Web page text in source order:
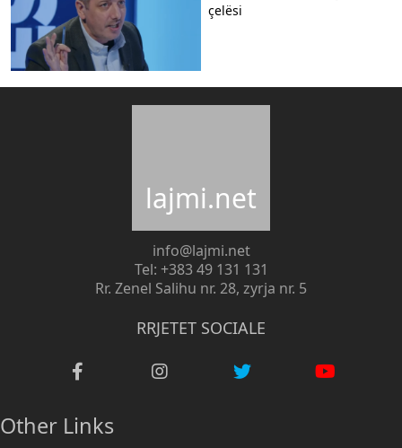
çelësi
lajmi.net
info@lajmi.net
Tel: +383 49 131 131
Rr. Zenel Salihu nr. 28, zyrja nr. 5
RRJETET SOCIALE
Other Links